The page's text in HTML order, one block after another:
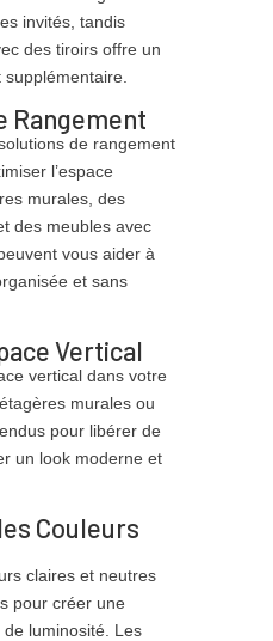
invités, tandis
des tiroirs offre un
Rangement
de rangement
l’espace
murales, des
des meubles avec
vous aider à
et sans
Vertical
vertical dans votre
murales ou
pour libérer de
un look moderne et
Couleurs
claires et neutres
pour créer une
de luminosité. Les